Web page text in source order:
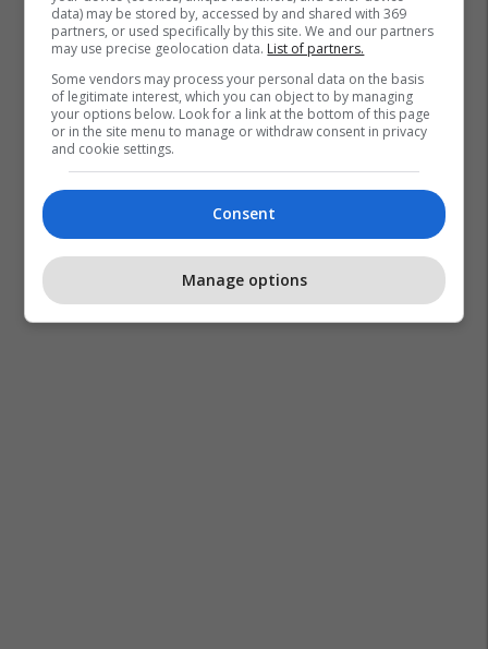
data) may be stored by, accessed by and shared with 369
partners, or used specifically by this site. We and our partners
may use precise geolocation data. List of partners.
Some vendors may process your personal data on the basis
of legitimate interest, which you can object to by managing
your options below. Look for a link at the bottom of this page
or in the site menu to manage or withdraw consent in privacy
and cookie settings.
Consent
Manage options